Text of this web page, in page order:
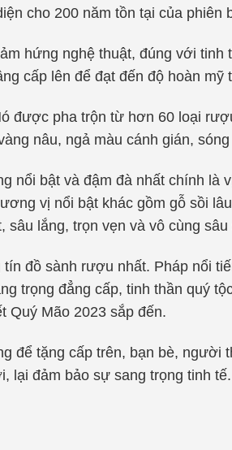
cho 200 năm tồn tại của phiên
hứng nghệ thuật, đúng với tinh
cấp lên để đạt đến độ hoàn mỹ
được pha trộn từ hơn 60 loại
nâu, ngả màu cánh gián,
nổi bật và đậm đà nhất chính là
vị nổi bật khác gồm gỗ sồi
lắng, trọn vẹn và vô cùng sâu
đồ sành rượu nhất. Pháp nổi
trọng đẳng cấp, tinh thần quý
Quý Mão 2023 sắp đến.
để tặng cấp trên, bạn bè, người
đảm bảo sự sang trọng tinh